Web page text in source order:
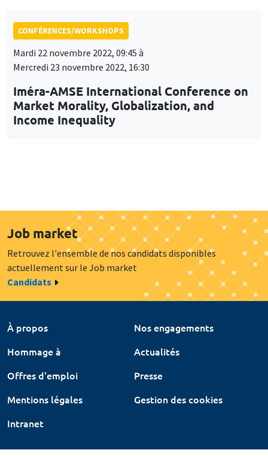
CONFÉRENCES/WORKSHOPS
Mardi 22 novembre 2022, 09:45 à
Mercredi 23 novembre 2022, 16:30
Iméra-AMSE International Conference on
Market Morality, Globalization, and
Income Inequality
Job market
Retrouvez l'ensemble de nos candidats disponibles
actuellement sur le Job market
Candidats
À propos
Nos engagements
Hommage à
Actualités
Offres d'emploi
Presse
Mentions légales
Gestion des cookies
Intranet